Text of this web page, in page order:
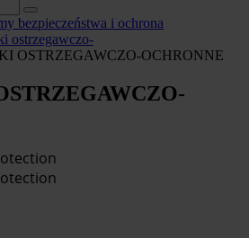
bezpieczeństwa i ochrona
ostrzegawczo-
OSTRZEGAWCZO-OCHRONNE